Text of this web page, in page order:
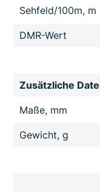
Sehfeld/100m, m
DMR-Wert
Zusätzliche
Maße, mm
Gewicht, g